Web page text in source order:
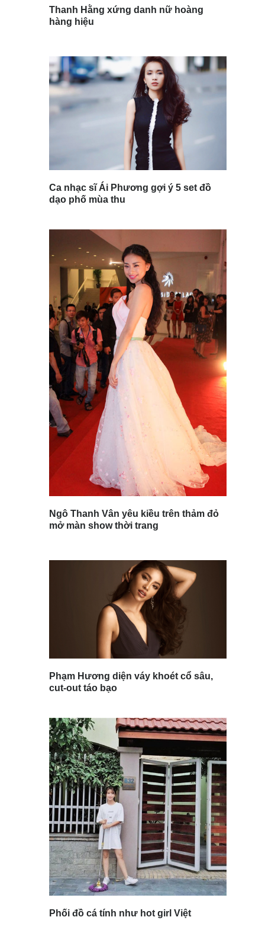
Thanh Hằng xứng danh nữ hoàng
hàng hiệu
Ca nhạc sĩ Ái Phương gợi ý 5 set đồ
dạo phố mùa thu
Ngô Thanh Vân yêu kiều trên thảm đỏ
mở màn show thời trang
Phạm Hương diện váy khoét cổ sâu,
cut-out táo bạo
Phối đồ cá tính như hot girl Việt